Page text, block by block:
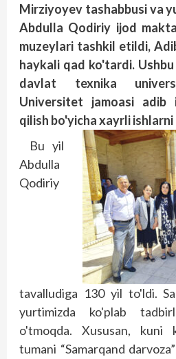
Mirziyoyev tashabbusi va
Abdulla Qodiriy ijod
muzeylari tashkil etildi,
haykali qad ko'tardi.
davlat texnika
Universitet jamoasi
qilish bo'yicha xayrli
Bu yil
Abdulla
Qodiriy
tavalludiga 130 yil to'ldi.
yurtimizda ko'plab
o'tmoqda. Xususan, kuni
tumani “Samarqand